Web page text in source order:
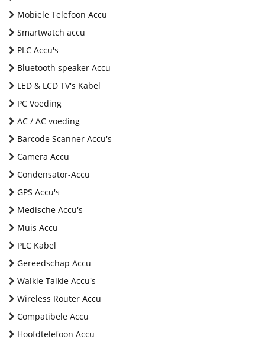
Mobiele Telefoon Accu
Smartwatch accu
PLC Accu's
Bluetooth speaker Accu
LED & LCD TV's Kabel
PC Voeding
AC / AC voeding
Barcode Scanner Accu's
Camera Accu
Condensator-Accu
GPS Accu's
Medische Accu's
Muis Accu
PLC Kabel
Gereedschap Accu
Walkie Talkie Accu's
Wireless Router Accu
Compatibele Accu
Hoofdtelefoon Accu